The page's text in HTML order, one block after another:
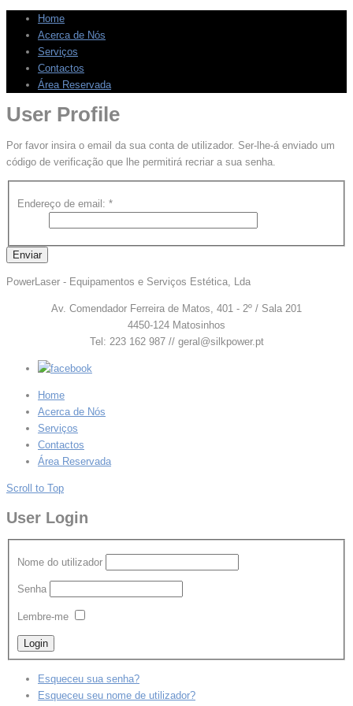
Home
Acerca de Nós
Serviços
Contactos
Área Reservada
User Profile
Por favor insira o email da sua conta de utilizador. Ser-lhe-á enviado um
código de verificação que lhe permitirá recriar a sua senha.
Endereço de email: *
Enviar
PowerLaser - Equipamentos e Serviços Estética, Lda
Av. Comendador Ferreira de Matos, 401 - 2º / Sala 201
4450-124 Matosinhos
Tel: 223 162 987 // geral@silkpower.pt
Home
Acerca de Nós
Serviços
Contactos
Área Reservada
Scroll to Top
User Login
Nome do utilizador
Senha
Lembre-me
Esqueceu sua senha?
Esqueceu seu nome de utilizador?